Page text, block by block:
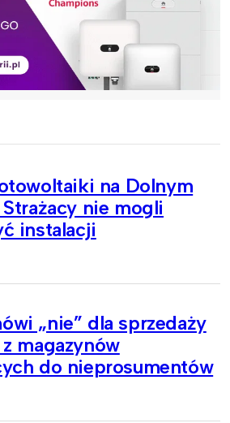
na Dolnym
Strażacy nie mogli
instalacji
„nie” dla sprzedaży
magazynów
do nieprosumentów